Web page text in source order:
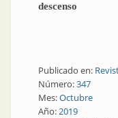
descenso
Publicado en:
Número:347
Mes:Octubre
Año:2019